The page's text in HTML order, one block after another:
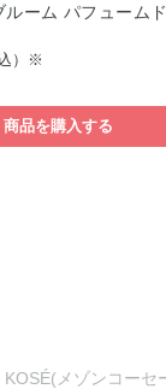
ルーム パフューム
込）※
商品を購入する
メゾンコー